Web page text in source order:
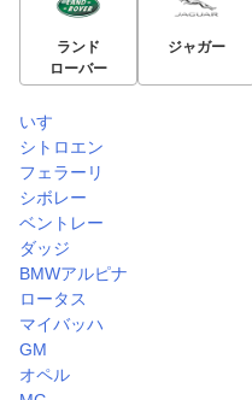
ランド
ローバー
ジャガー
いすゞ
シトロエン
フェラーリ
シボレー
ベントレー
ダッジ
BMWアルピナ
ロータス
マイバッハ
GM
オペル